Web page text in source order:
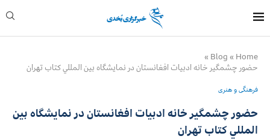
Home
»
Blog
»
حضور چشمگير خانه ادبيات افغانستان در نمايشگاه بين المللي كتاب تهران
فرهنگی و هنری
حضور چشمگير خانه ادبيات افغانستان در نمايشگاه بين
المللي كتاب تهران